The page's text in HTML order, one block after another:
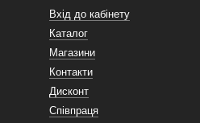
Вхід до кабінету
Каталог
Магазини
Контакти
Дисконт
Співпраця